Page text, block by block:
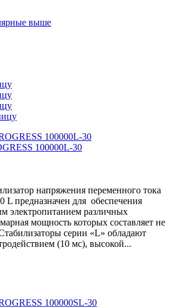
выше
100000L-30
напряжения переменного тока
L предназначен для обеспечения
электропитанием различных
мощность которых составляет не
серии «L» обладают
(10 мс), высокой...